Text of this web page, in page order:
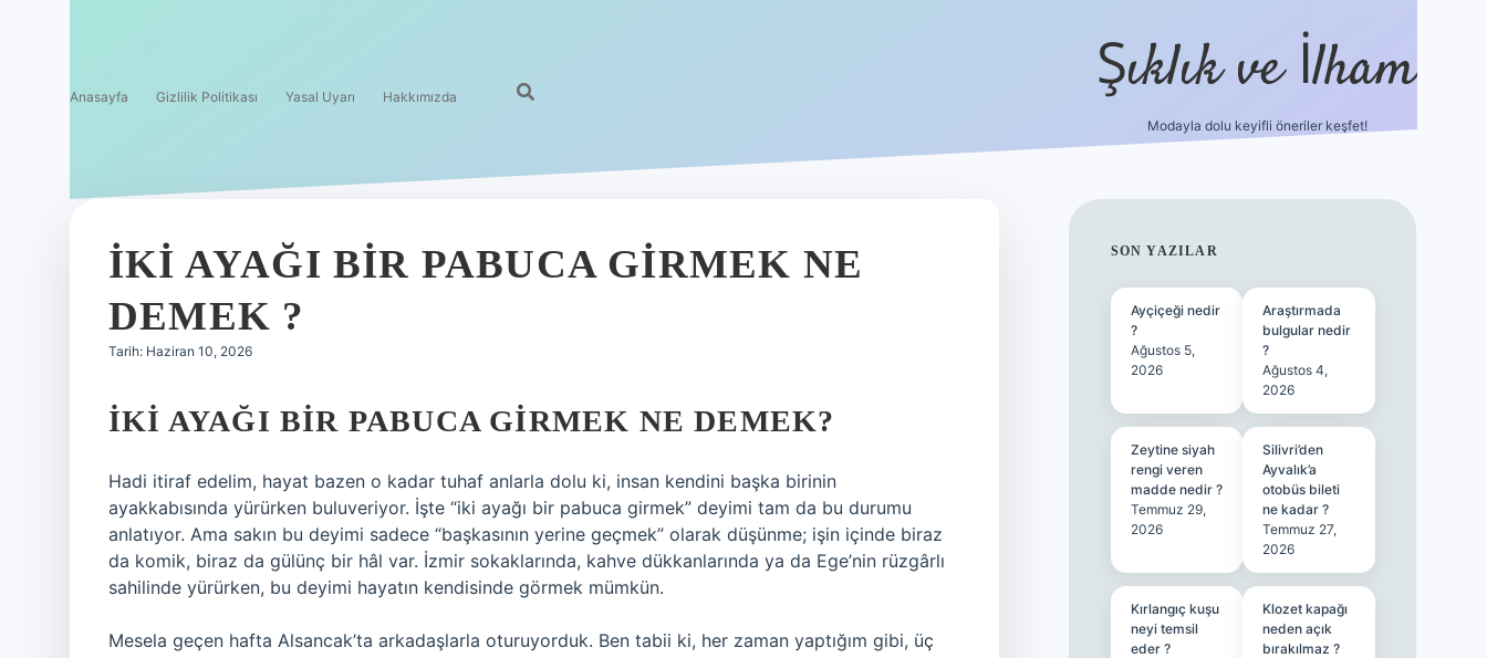
Anasayfa Gizlilik Politikası Yasal Uyarı Hakkımızda Şıklık ve İlham
Modayla dolu keyifli öneriler keşfet!
İKI AYAĞI BIR PABUCA GIRMEK NE
DEMEK ?
Tarih: Haziran 10, 2026
İKI AYAĞI BIR PABUCA GIRMEK NE DEMEK?
Hadi itiraf edelim, hayat bazen o kadar tuhaf anlarla dolu ki, insan kendini başka birinin
ayakkabısında yürürken buluveriyor. İşte “iki ayağı bir pabuca girmek” deyimi tam da bu durumu
anlatıyor. Ama sakın bu deyimi sadece “başkasının yerine geçmek” olarak düşünme; işin içinde biraz
da komik, biraz da gülünç bir hâl var. İzmir sokaklarında, kahve dükkanlarında ya da Ege’nin rüzgârlı
sahilinde yürürken, bu deyimi hayatın kendisinde görmek mümkün.
Mesela geçen hafta Alsancak’ta arkadaşlarla oturuyorduk. Ben tabii ki, her zaman yaptığım gibi, üç
SIDEBAR
SON YAZILAR
Ayçiçeği nedir
?
Ağustos 5,
2026
Araştırmada
bulgular nedir
?
Ağustos 4,
2026
Zeytine siyah
rengi veren
madde nedir ?
Temmuz 29,
2026
Silivri’den
Ayvalık’a
otobüs bileti
ne kadar ?
Temmuz 27,
2026
Kırlangıç kuşu
neyi temsil
eder ?
Klozet kapağı
neden açık
bırakılmaz ?
betexper yeni giriş